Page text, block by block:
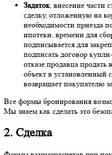
Задаток, внесение части
сделку, отложенную на
необходимости приезда
ипотеки, времени для
подписывается для
подписать договор
отказе продавца
объект в установленный
возвращает покупателю
Все формы бронирования
Мы знаем как сделать это
2. Сделка